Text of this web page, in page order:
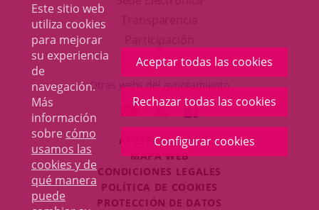
Este sitio web
utiliza cookies
para mejorar
su experiencia
de
navegación.
Más
información
sobre cómo
usamos las
cookies y de
qué manera
puede
Aceptar todas las cookies
Rechazar todas las cookies
Configurar cookies
en
una
ventana
nueva.
aplicación
externa.
Otras webs del ayuntamiento
ENLACE
A
UNA
APLICACIÓN
EXTERNA.
ENLACE
A
UNA
APLICACIÓN
EXTERNA.
ENLACE
A
UNA
EXTERNA.
ACCESIBILIDAD
MAPA WEB
CONDICIONES LEGALES
POLÍTICA DE COOKIES
PROTECCIÓN DE DATOS